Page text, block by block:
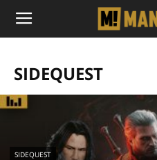
SIDEQUEST
SIDEQUEST